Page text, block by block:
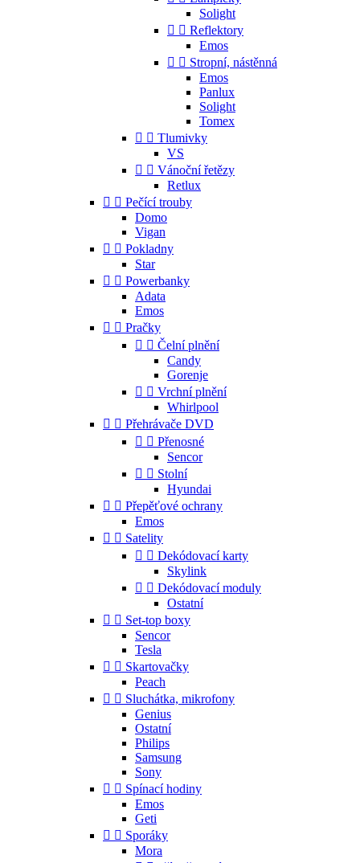
Solight
  Reflektory
Emos
  Stropní, nástěnná
Emos
Panlux
Solight
Tomex
  Tlumivky
VS
  Vánoční řetězy
Retlux
  Pečící trouby
Domo
Vigan
  Pokladny
Star
  Powerbanky
Adata
Emos
  Pračky
  Čelní plnění
Candy
Gorenje
  Vrchní plnění
Whirlpool
  Přehrávače DVD
  Přenosné
Sencor
  Stolní
Hyundai
  Přepěťové ochrany
Emos
  Satelity
  Dekódovací karty
Skylink
  Dekódovací moduly
Ostatní
  Set-top boxy
Sencor
Tesla
  Skartovačky
Peach
  Sluchátka, mikrofony
Genius
Ostatní
Philips
Samsung
Sony
  Spínací hodiny
Emos
Geti
  Sporáky
Mora